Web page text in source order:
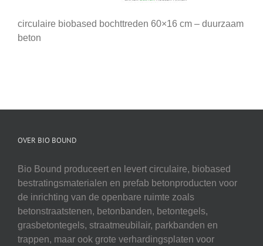
circulaire biobased bochttreden 60×16 cm – duurzaam
beton
OVER BIO BOUND
Bio Bound produceert en levert circulaire, biobased
bestratingsmaterialen en prefab betonproducten voor
de inrichting van de openbare ruimte zoals
betonstraatstenen, betonbanden, betontegels,
grasbetontegels, straatmeubilair, parkbanden en
trappen, maar ook grote verhardingsplaten voor